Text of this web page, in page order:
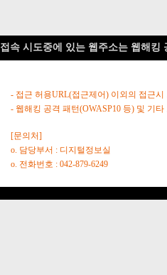
접속 시도중에 있는 웹주소는 웹해킹
- 접근 허용URL(접근제어) 이외의 접근시
- 웹해킹 공격 패턴(OWASP10 등) 및 기
[문의처]
o. 담당부서 : 디지털정보실
o. 전화번호 : 042-879-6249